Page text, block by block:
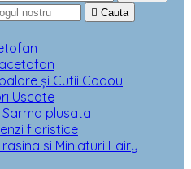
 Cauta
și Cutii Cadou
Uscate
plusata
floristice
si Miniaturi Fairy